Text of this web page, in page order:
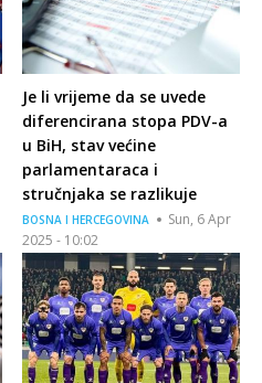
Je li vrijeme da se uvede
diferencirana stopa PDV-a
u BiH, stav većine
parlamentaraca i
stručnjaka se razlikuje
BOSNA I HERCEGOVINA
Sun, 6 Apr
2025 - 10:02